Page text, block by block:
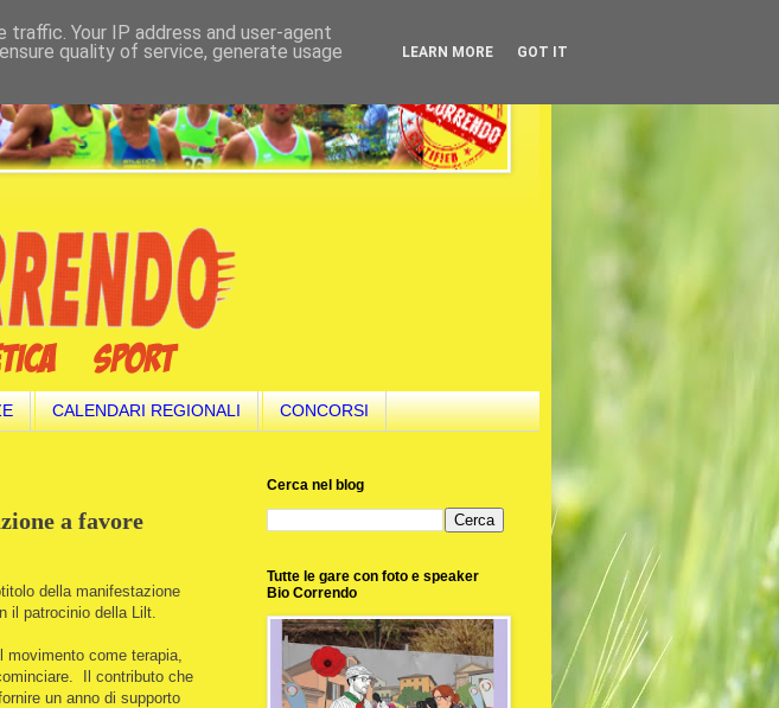
CALENDARI REGIONALI CONCORSI
a favore
della manifestazione
il patrocinio della Lilt.
come terapia,
Il contributo che
un anno di supporto
Cerca nel blog
Tutte le gare con foto e speaker
Bio Correndo
Your IP address and user-agent
quality of service, generate usage
LEARN MORE GOT IT